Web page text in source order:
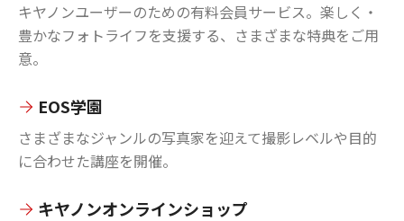
キヤノンユーザーのための有料会員サービス。楽しく・
豊かなフォトライフを支援する、さまざまな特典をご用
意。
EOS学園
さまざまなジャンルの写真家を迎えて撮影レベルや目的
に合わせた講座を開催。
キヤノンオンラインショップ